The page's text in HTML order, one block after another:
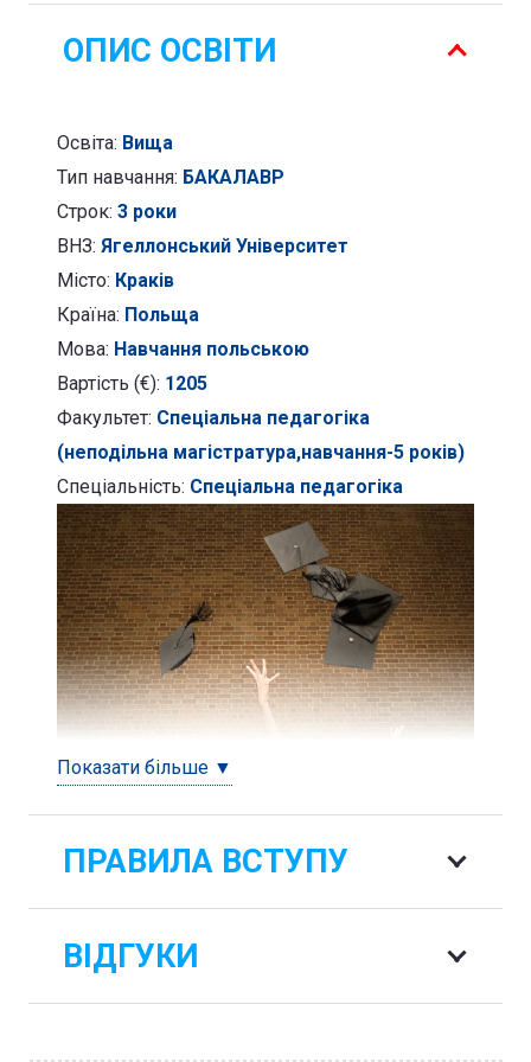
ОПИС ОСВІТИ
Освіта: Вища
Тип навчання: БАКАЛАВР
Строк: 3 роки
ВНЗ: Ягеллонський Університет
Місто: Краків
Країна: Польща
Мова: Навчання польською
Вартість (€): 1205
Факультет: Спеціальна педагогіка
(неподільна магістратура,навчання-5 років)
Спеціальність: Спеціальна педагогіка
Показати більше ▼
ПРАВИЛА ВСТУПУ
ВІДГУКИ